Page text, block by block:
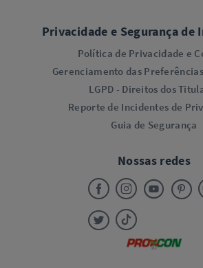
Privacidade e Segurança de
Política de Privacidade e
Gerenciamento das
LGPD - Direitos dos
Reporte de Incidentes de
Guia de Segurança
Nossas redes